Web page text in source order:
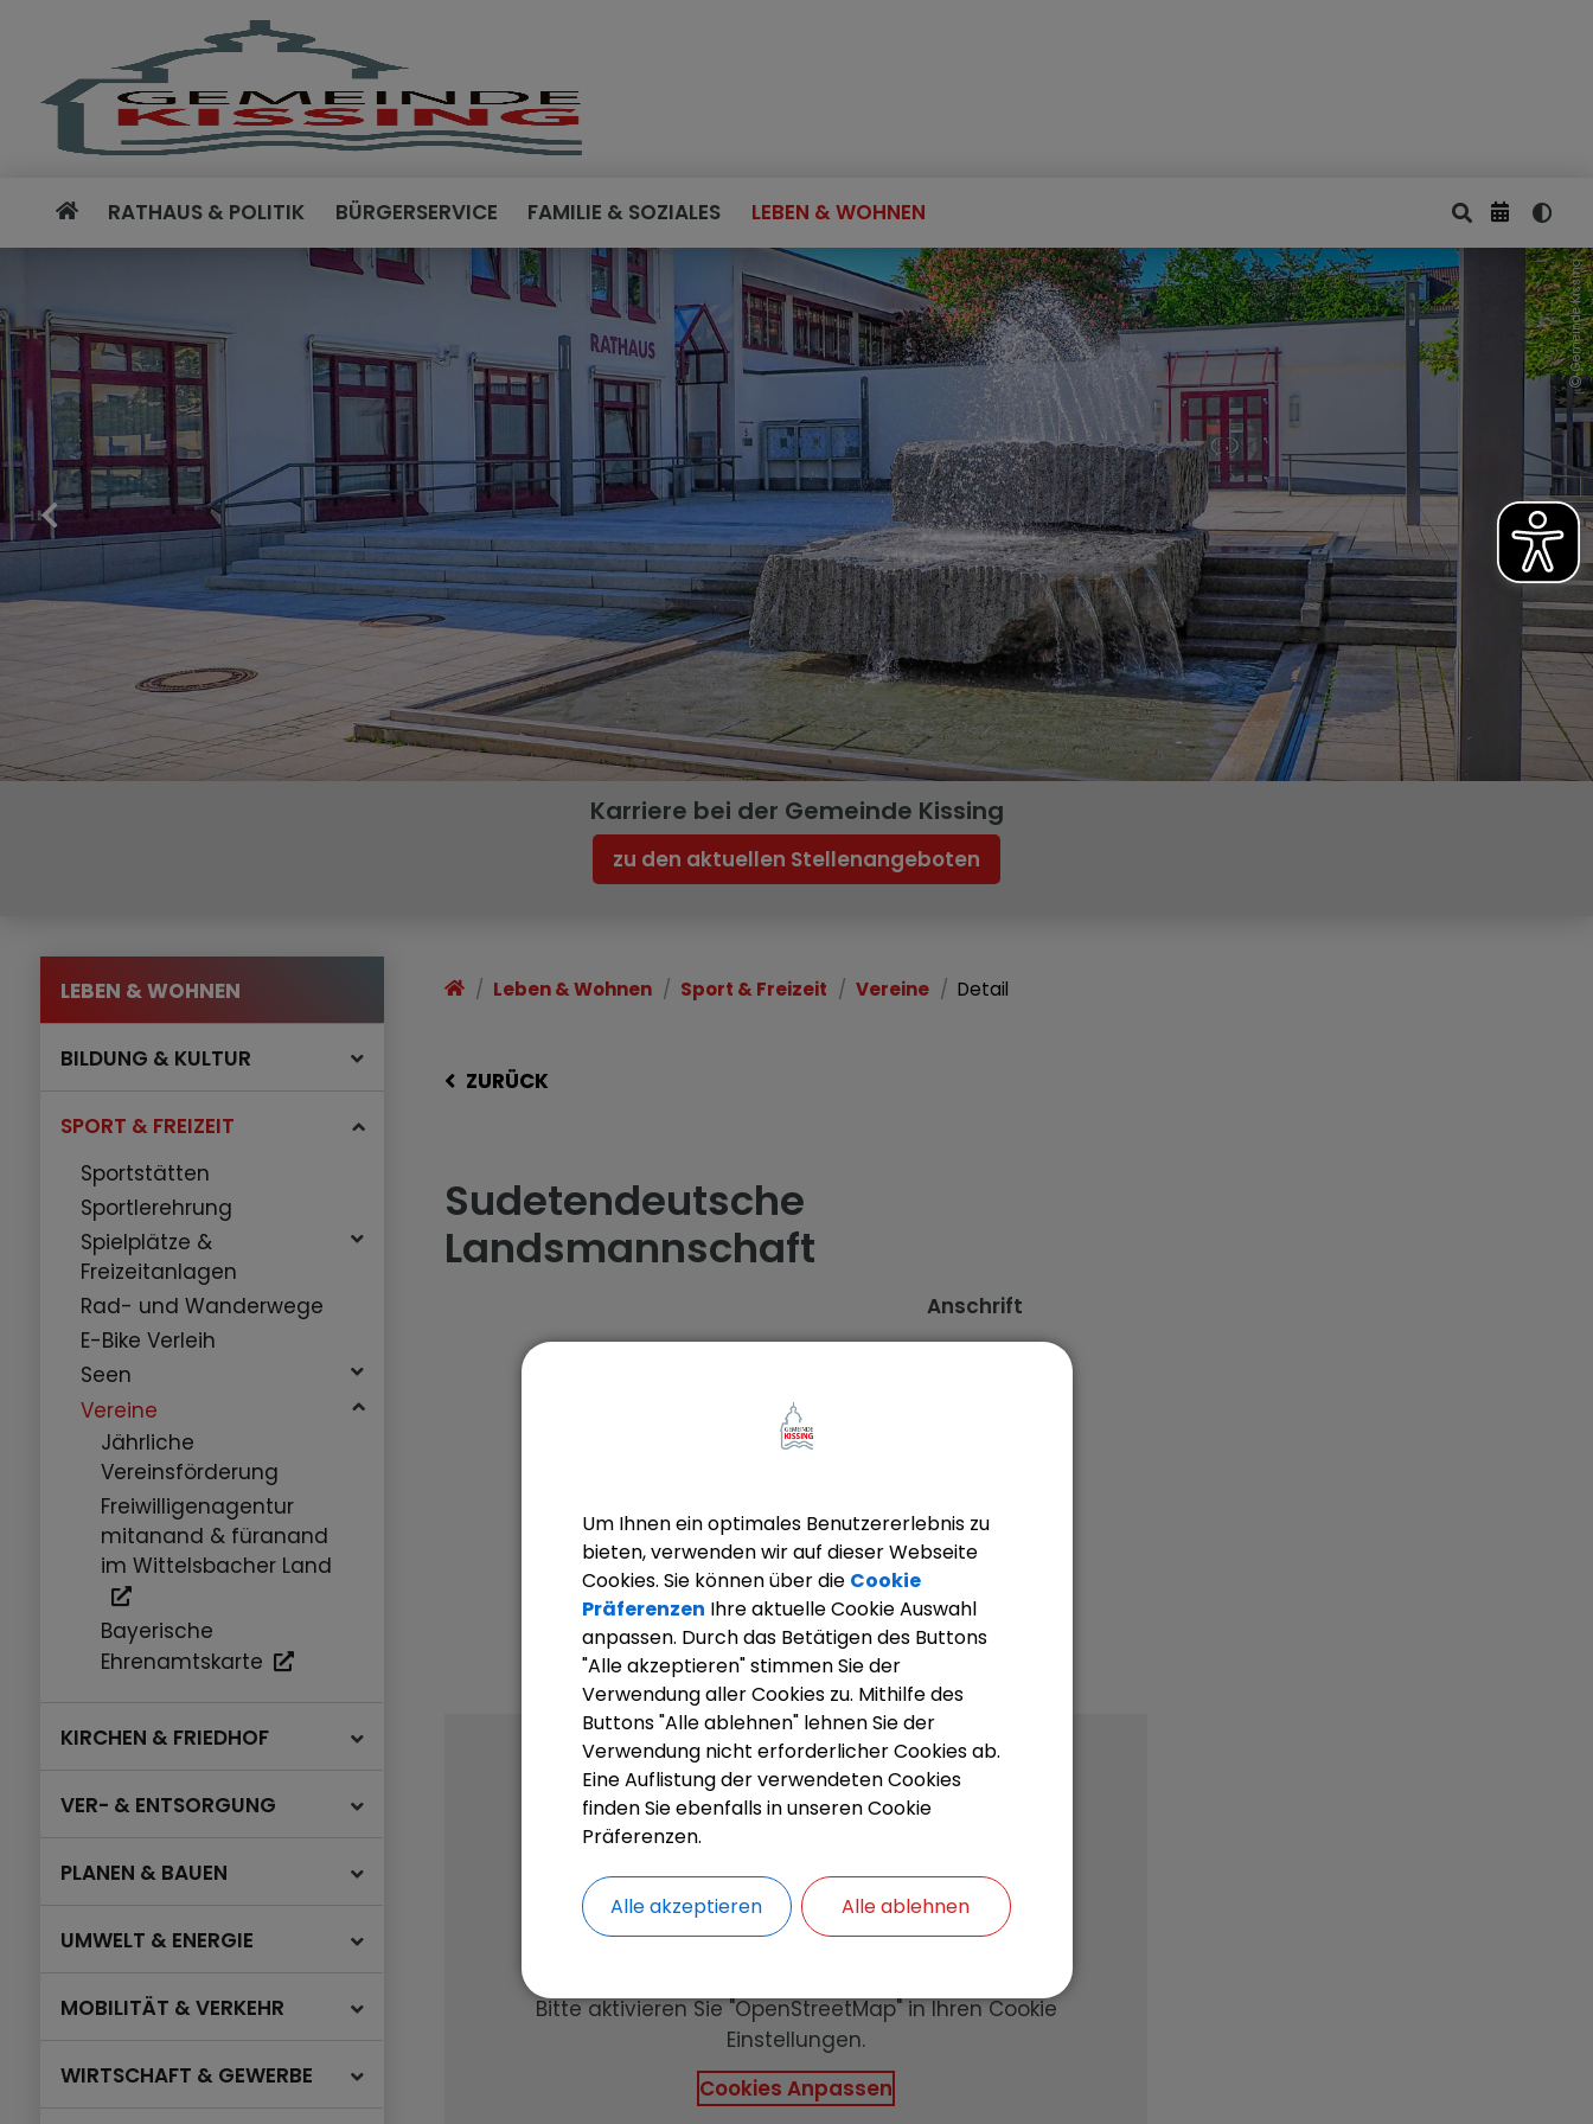
RATHAUS & POLITIK BÜRGERSERVICE FAMILIE & SOZIALES LEBEN & WOHNEN
Gemeinde Kissing
Karriere bei der Gemeinde Kissing
zu den aktuellen Stellenangeboten
LEBEN & WOHNEN
BILDUNG & KULTUR
SPORT & FREIZEIT
Sportstätten
Sportlerehrung
Spielplätze &
Freizeitanlagen
Rad- und Wanderwege
E-Bike Verleih
Seen
Vereine
Jährliche
Vereinsförderung
Freiwilligenagentur
mitanand & füranand
im Wittelsbacher Land
Bayerische
Ehrenamtskarte
KIRCHEN & FRIEDHOF
VER- & ENTSORGUNG
PLANEN & BAUEN
UMWELT & ENERGIE
MOBILITÄT & VERKEHR
WIRTSCHAFT & GEWERBE
Leben & Wohnen Sport & Freizeit Vereine Detail
ZURÜCK
Sudetendeutsche
Landsmannschaft
Anschrift
OpenStreetMap wird derzeit nicht
Bitte aktivieren Sie "OpenStreetMap" in Ihren Cookie
Einstellungen.
Cookies Anpassen
Um Ihnen ein optimales Benutzererlebnis zu
bieten, verwenden wir auf dieser Webseite
Cookies. Sie können über die Cookie
Präferenzen Ihre aktuelle Cookie Auswahl
anpassen. Durch das Betätigen des Buttons
"Alle akzeptieren" stimmen Sie der
Verwendung aller Cookies zu. Mithilfe des
Buttons "Alle ablehnen" lehnen Sie der
Verwendung nicht erforderlicher Cookies ab.
Eine Auflistung der verwendeten Cookies
finden Sie ebenfalls in unseren Cookie
Präferenzen.
Alle akzeptieren Alle ablehnen